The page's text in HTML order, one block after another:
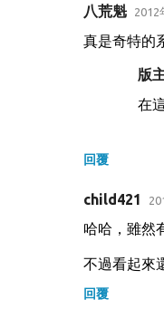
八荒魁 2012
真是奇特的
回覆
版
在
child421
哈哈，雖然
不過看起來
回覆